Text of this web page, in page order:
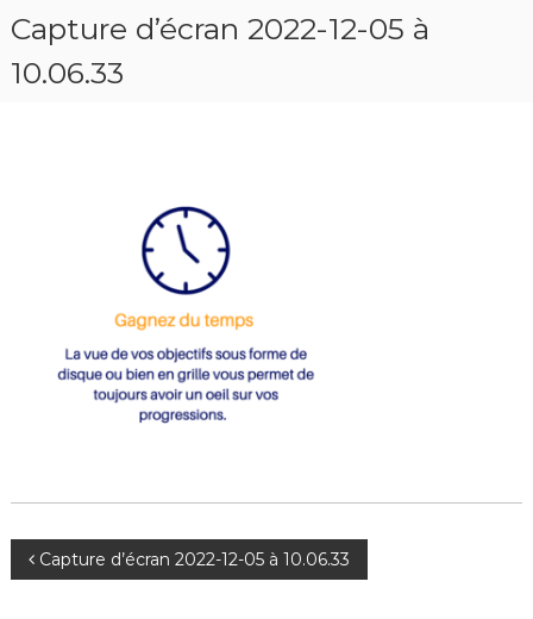
Capture d’écran 2022-12-05 à
10.06.33
Capture d’écran 2022-12-05 à 10.06.33